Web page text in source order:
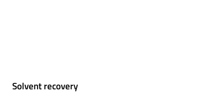
Solvent recovery